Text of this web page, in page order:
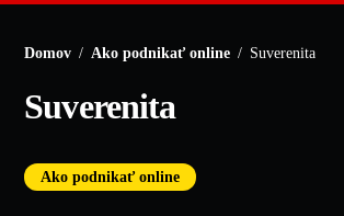
Domov / Ako podnikať online / Suverenita
Suverenita
Ako podnikať online